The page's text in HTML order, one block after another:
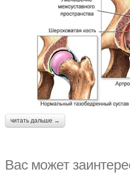
читать дальше →
Вас может